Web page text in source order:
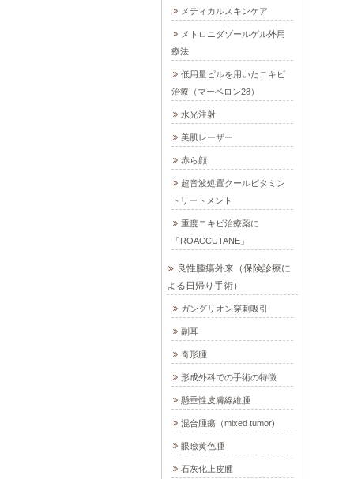
メディカルスキンケア
メトロニダゾールゲル外用
療法
低用量ピルを用いたニキビ
治療（マーベロン28）
水光注射
美肌レーザー
赤ら顔
超音波処置クールビタミン
トリートメント
重度ニキビ治療薬に
「ROACCUTANE」
良性腫瘍外来（保険診療に
よる日帰り手術）
ガングリオン穿刺吸引
副耳
奇形腫
形成外科での手術の特徴
懸垂性皮膚線維腫
混合腫瘍（mixed tumor)
眼瞼黄色腫
石灰化上皮腫